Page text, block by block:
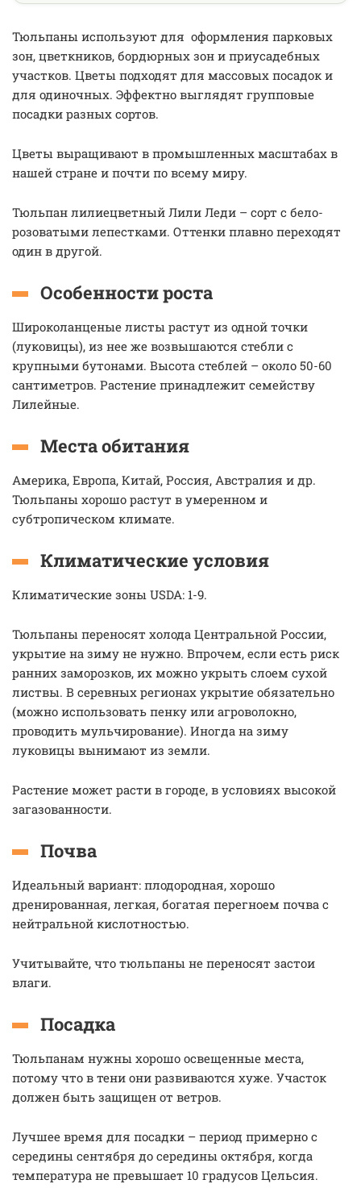
Тюльпаны используют для оформления парковых
зон, цветкников, бордюрных зон и приусадебных
участков. Цветы подходят для массовых посадок и
для одиночных. Эффектно выглядят групповые
посадки разных сортов.
Цветы выращивают в промышленных масштабах в
нашей стране и почти по всему миру.
Тюльпан лилиецветный Лили Леди – сорт с бело-
розоватыми лепестками. Оттенки плавно переходят
один в другой.
Особенности роста
Широколанценые листы растут из одной точки
(луковицы), из нее же возвышаются стебли с
крупными бутонами. Высота стеблей – около 50-60
сантиметров. Растение принадлежит семейству
Лилейные.
Места обитания
Америка, Европа, Китай, Россия, Австралия и др.
Тюльпаны хорошо растут в умеренном и
субтропическом климате.
Климатические условия
Климатические зоны USDA: 1-9.
Тюльпаны переносят холода Центральной России,
укрытие на зиму не нужно. Впрочем, если есть риск
ранних заморозков, их можно укрыть слоем сухой
листвы. В серевных регионах укрытие обязательно
(можно использовать пенку или агроволокно,
проводить мульчирование). Иногда на зиму
луковицы вынимают из земли.
Растение может расти в городе, в условиях высокой
загазованности.
Почва
Идеальный вариант: плодородная, хорошо
дренированная, легкая, богатая перегноем почва с
нейтральной кислотностью.
Учитывайте, что тюльпаны не переносят застои
влаги.
Посадка
Тюльпанам нужны хорошо освещенные места,
потому что в тени они развиваются хуже. Участок
должен быть защищен от ветров.
Лучшее время для посадки – период примерно с
середины сентября до середины октября, когда
температура не превышает 10 градусов Цельсия.